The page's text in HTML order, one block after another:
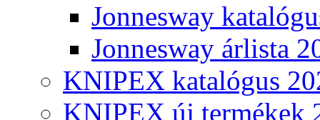
Jonnesway
Jonnesway árlista
KNIPEX katalógus
KNIPEX új termékek